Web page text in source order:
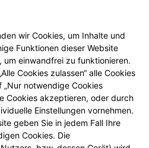
wir Cookies, um Inhalte und
Funktionen dieser Website
um einwandfrei zu funktionieren.
Cookies zulassen“ alle Cookies
notwendige Cookies
Cookies akzeptieren, oder durch
Einstellungen vornehmen.
geben Sie in jedem Fall Ihre
Cookies. Die